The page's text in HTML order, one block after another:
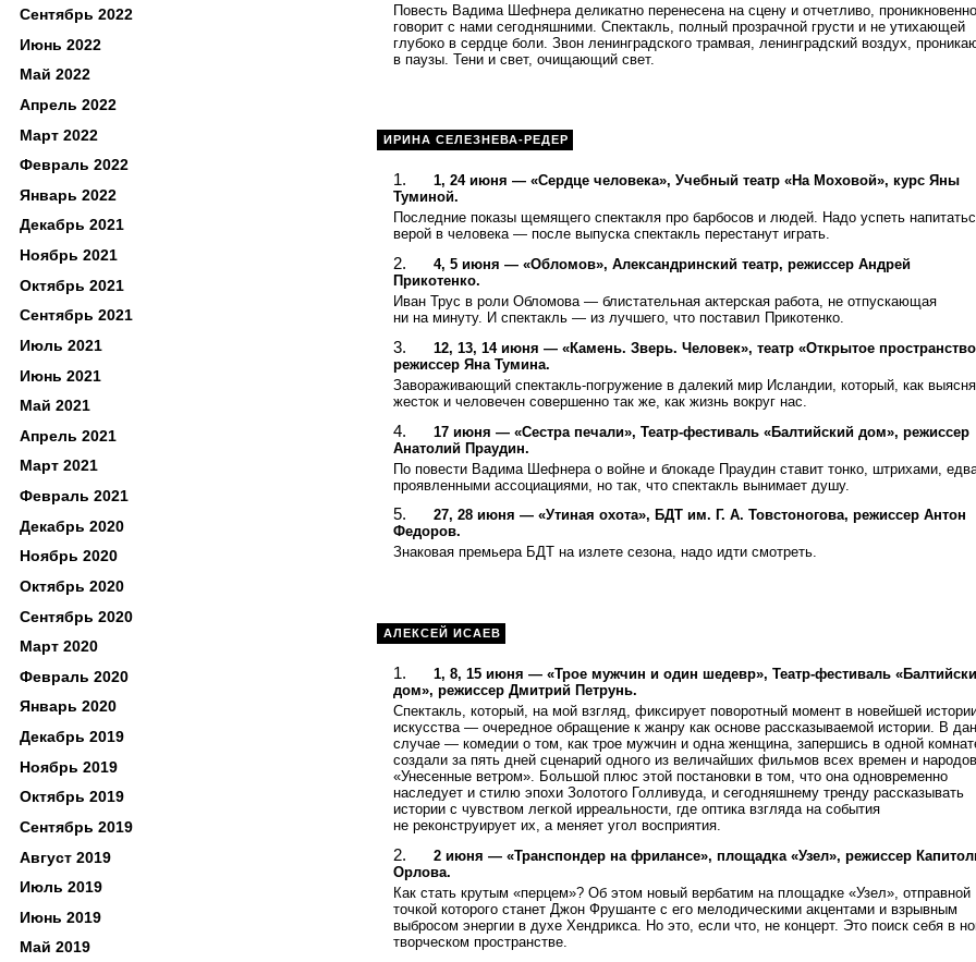
Повесть Вадима Шефнера деликатно перенесена на сцену и отчетливо, проникновенно
говорит с нами сегодняшними. Спектакль, полный прозрачной грусти и не утихающей
глубоко в сердце боли. Звон ленинградского трамвая, ленинградский воздух,
в паузы. Тени и свет, очищающий свет.
ИРИНА СЕЛЕЗНЕВА-РЕДЕР
1, 24 июня — «Сердце человека», Учебный театр «На Моховой», курс Яны
Туминой.
Последние показы щемящего спектакля про барбосов и людей. Надо успеть
верой в человека — после выпуска спектакль перестанут играть.
4, 5 июня — «Обломов», Александринский театр, режиссер Андрей
Прикотенко.
Иван Трус в роли Обломова — блистательная актерская работа, не отпускающая
ни на минуту. И спектакль — из лучшего, что поставил Прикотенко.
12, 13, 14 июня — «Камень. Зверь. Человек», театр «Открытое
режиссер Яна Тумина.
Завораживающий спектакль-погружение в далекий мир Исландии, который, как
жесток и человечен совершенно так же, как жизнь вокруг нас.
17 июня — «Сестра печали», Театр-фестиваль «Балтийский дом», режиссер
Анатолий Праудин.
По повести Вадима Шефнера о войне и блокаде Праудин ставит тонко, штрихами,
проявленными ассоциациями, но так, что спектакль вынимает душу.
27, 28 июня — «Утиная охота», БДТ им. Г. А. Товстоногова, режиссер Антон
Федоров.
Знаковая премьера БДТ на излете сезона, надо идти смотреть.
АЛЕКСЕЙ ИСАЕВ
1, 8, 15 июня — «Трое мужчин и один шедевр», Театр-фестиваль
дом», режиссер Дмитрий Петрунь.
Спектакль, который, на мой взгляд, фиксирует поворотный момент в новейшей
искусства — очередное обращение к жанру как основе рассказываемой истории. В
случае — комедии о том, как трое мужчин и одна женщина, запершись в одной
создали за пять дней сценарий одного из величайших фильмов всех времен и
«Унесенные ветром». Большой плюс этой постановки в том, что она одновременно
наследует и стилю эпохи Золотого Голливуда, и сегодняшнему тренду рассказывать
истории с чувством легкой ирреальности, где оптика взгляда на события
не реконструирует их, а меняет угол восприятия.
2 июня — «Транспондер на фрилансе», площадка «Узел», режиссер
Орлова.
Как стать крутым «перцем»? Об этом новый вербатим на площадке «Узел», отправной
точкой которого станет Джон Фрушанте с его мелодическими акцентами и взрывным
выбросом энергии в духе Хендрикса. Но это, если что, не концерт. Это поиск себя в
творческом пространстве.
Сентябрь 2022
Июнь 2022
Май 2022
Апрель 2022
Март 2022
Февраль 2022
Январь 2022
Декабрь 2021
Ноябрь 2021
Октябрь 2021
Сентябрь 2021
Июль 2021
Июнь 2021
Май 2021
Апрель 2021
Март 2021
Февраль 2021
Декабрь 2020
Ноябрь 2020
Октябрь 2020
Сентябрь 2020
Март 2020
Февраль 2020
Январь 2020
Декабрь 2019
Ноябрь 2019
Октябрь 2019
Сентябрь 2019
Август 2019
Июль 2019
Июнь 2019
Май 2019